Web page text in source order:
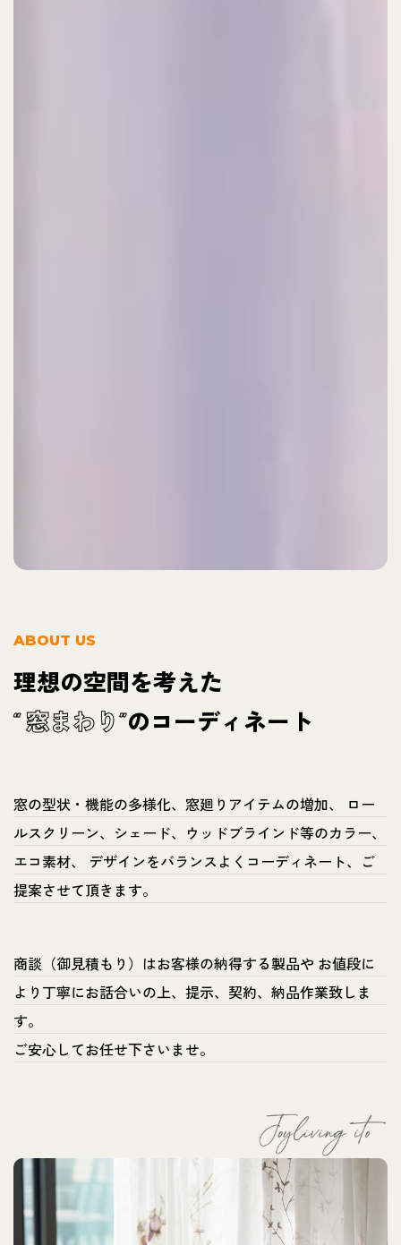
ABOUT US
理想の空間を考えた
“ 窓まわり”のコーディネート
窓の型状・機能の多様化、窓廻りアイテムの増加、 ロー
ルスクリーン、シェード、ウッドブラインド等のカラー、
エコ素材、 デザインをバランスよくコーディネート、ご
提案させて頂きます。
商談（御見積もり）はお客様の納得する製品や お値段に
より丁寧にお話合いの上、提示、契約、納品作業致しま
す。
ご安心してお任せ下さいませ。